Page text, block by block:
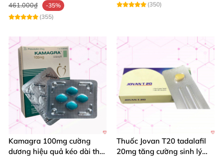
461.000₫
-35%
(355)
(350)
Kamagra 100mg cường
dương hiệu quả kéo dài thời
Thuốc Jovan T20 tadalafil
20mg tăng cường sinh lý